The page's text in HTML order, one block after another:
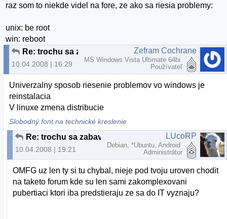
raz som to niekde videl na fore, ze ako sa riesia problemy:
unix: be root
win: reboot
Re: trochu sa zabavme :-D
10.04.2008 | 16:29
Zefram Cochrane
MS Windows Vista Ultimate 64bi
Používateľ
Univerzalny sposob riesenie problemov vo windows je
reinstalacia
V linuxe zmena distribucie
Slobodný font na technické kreslenie
Re: trochu sa zabavme :-D
10.04.2008 | 19:21
LUcoRP
Debian, *Ubuntu, Android
Administrátor
OMFG uz len ty si tu chybal, nieje pod tvoju uroven chodit
na taketo forum kde su len sami zakomplexovani
pubertiaci ktori iba predstieraju ze sa do IT vyznaju?